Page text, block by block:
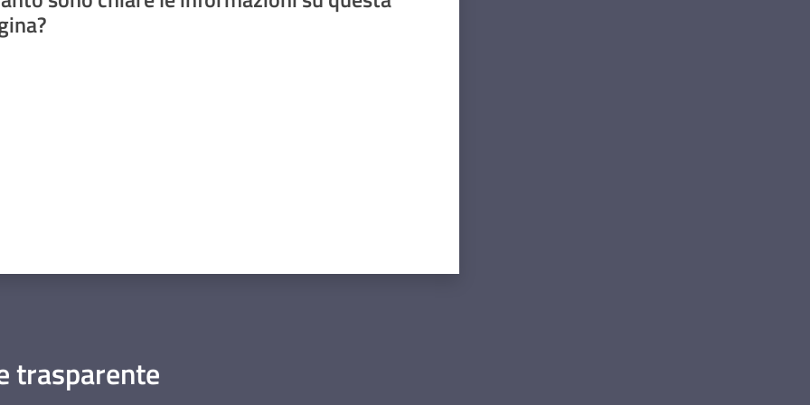
trasparente